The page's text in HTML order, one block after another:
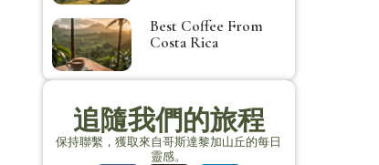
Best Coffee From
Costa Rica
追隨我們的旅程
保持聯繫，獲取來自哥斯達黎加山丘的每日
靈感。